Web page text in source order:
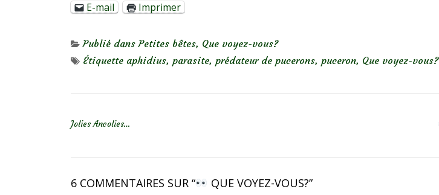
E-mail Imprimer
Publié dansPetites bêtes, Que voyez-vous?
Étiquette aphidius, parasite, prédateur de pucerons, puceron, Que voyez-vous?
Jolies Ancolies…
6 COMMENTAIRES SUR “ QUE VOYEZ-VOUS?”